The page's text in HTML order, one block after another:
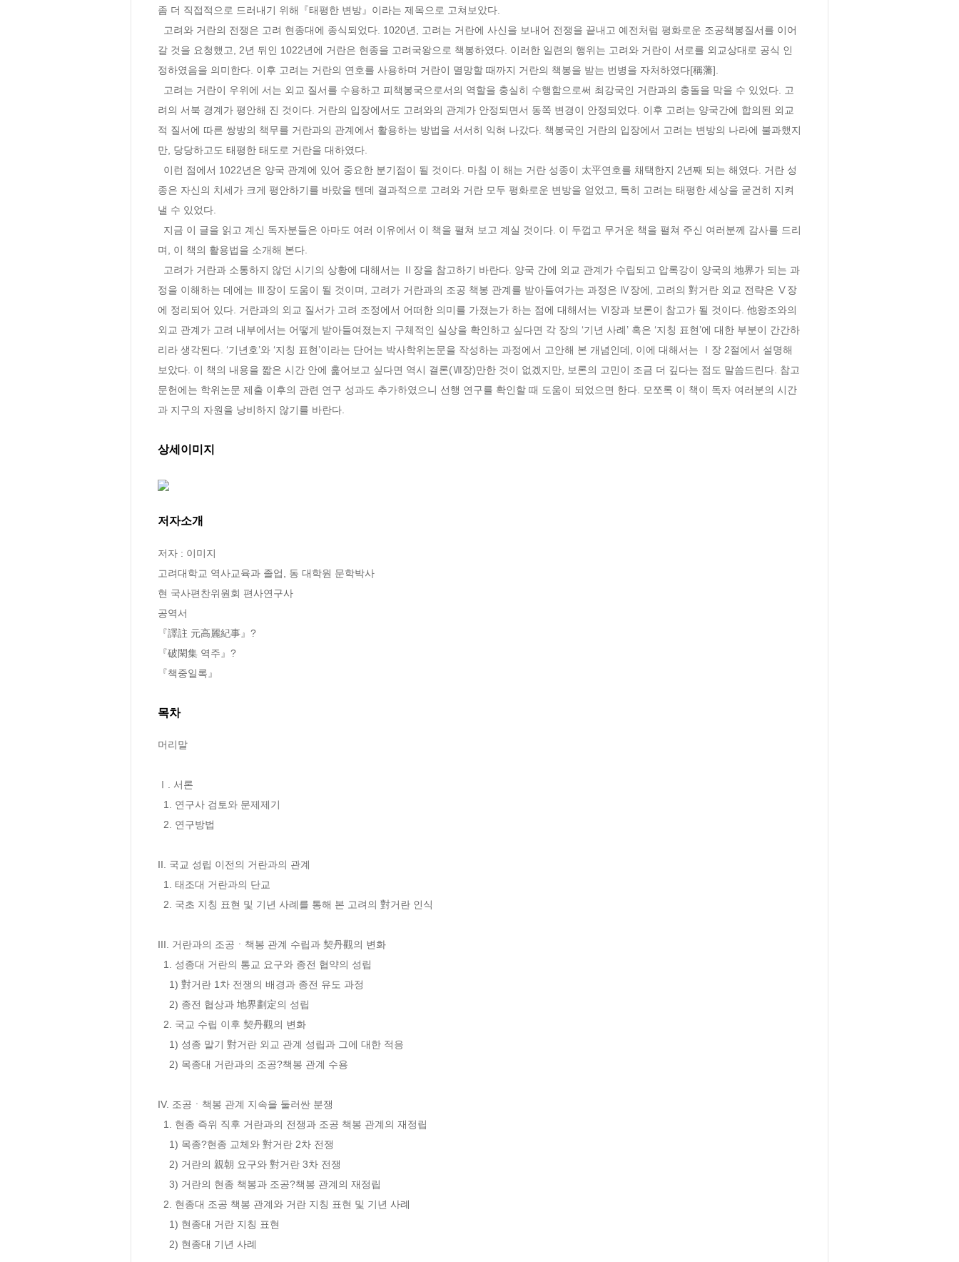
좀 더 직접적으로 드러내기 위해『태평한 변방』이라는 제목으로 고쳐보았다.
갈 것을 요청했고, 2년 뒤인 1022년에 거란은 현종을 고려국왕으로 책봉하였다. 이러한 일련의 행위는 고려와 거란이 서로를 외교상대로 공식 인
정하였음을 의미한다. 이후 고려는 거란의 연호를 사용하며 거란이 멸망할 때까지 거란의 책봉을 받는 번병을 자처하였다[稱藩].
려의 서북 경계가 평안해 진 것이다. 거란의 입장에서도 고려와의 관계가 안정되면서 동쪽 변경이 안정되었다. 이후 고려는 양국간에 합의된 외교
적 질서에 따른 쌍방의 책무를 거란과의 관계에서 활용하는 방법을 서서히 익혀 나갔다. 책봉국인 거란의 입장에서 고려는 변방의 나라에 불과했지
만, 당당하고도 태평한 태도로 거란을 대하였다.
종은 자신의 치세가 크게 평안하기를 바랐을 텐데 결과적으로 고려와 거란 모두 평화로운 변방을 얻었고, 특히 고려는 태평한 세상을 굳건히 지켜
낼 수 있었다.
며, 이 책의 활용법을 소개해 본다.
정을 이해하는 데에는 Ⅲ장이 도움이 될 것이며, 고려가 거란과의 조공 책봉 관계를 받아들여가는 과정은 Ⅳ장에, 고려의 對거란 외교 전략은 Ⅴ장
에 정리되어 있다. 거란과의 외교 질서가 고려 조정에서 어떠한 의미를 가졌는가 하는 점에 대해서는 Ⅵ장과 보론이 참고가 될 것이다. 他왕조와의
외교 관계가 고려 내부에서는 어떻게 받아들여졌는지 구체적인 실상을 확인하고 싶다면 각 장의 ‘기년 사례’ 혹은 ‘지칭 표현’에 대한 부분이 간간하
리라 생각된다. ‘기년호’와 ‘지칭 표현’이라는 단어는 박사학위논문을 작성하는 과정에서 고안해 본 개념인데, 이에 대해서는 Ⅰ장 2절에서 설명해
보았다. 이 책의 내용을 짧은 시간 안에 훑어보고 싶다면 역시 결론(Ⅶ장)만한 것이 없겠지만, 보론의 고민이 조금 더 깊다는 점도 말씀드린다. 참고
문헌에는 학위논문 제출 이후의 관련 연구 성과도 추가하였으니 선행 연구를 확인할 때 도움이 되었으면 한다. 모쪼록 이 책이 독자 여러분의 시간
과 지구의 자원을 낭비하지 않기를 바란다.
상세이미지
저자소개
저자 : 이미지
고려대학교 역사교육과 졸업, 동 대학원 문학박사
현 국사편찬위원회 편사연구사
공역서
『譯註 元高麗紀事』?
『破閑集 역주』?
『책중일록』
목차
머리말
Ⅰ. 서론
II. 국교 성립 이전의 거란과의 관계
III. 거란과의 조공ㆍ책봉 관계 수립과 契丹觀의 변화
IV. 조공ㆍ책봉 관계 지속을 둘러싼 분쟁